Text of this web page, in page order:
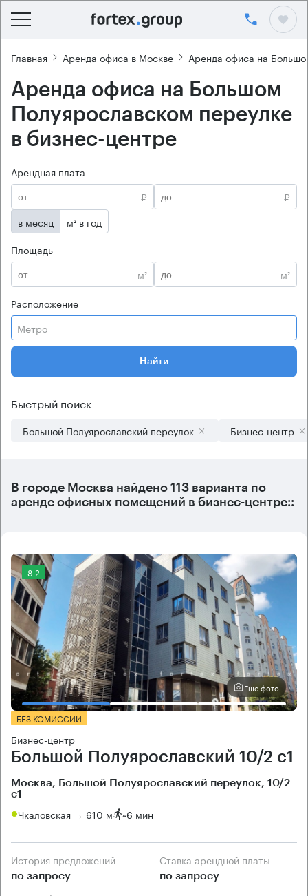
Главная Аренда офиса в Москве Аренда офиса на
Аренда офиса на Большом
Полуярославском переулке
в бизнес-центре
Арендная плата
₽
₽
в месяц
м² в год
Площадь
м²
м²
Расположение
Метро
Найти
Быстрый поиск
Большой Полуярославский переулок Бизнес-центр
В городе Москва найдено 113 варианта по
аренде офисных помещений в бизнес-центре::
8.2
Еще фото
БЕЗ КОМИССИИ
Бизнес-центр
Большой Полуярославский 10/2 с1
Москва, Большой Полуярославский переулок, 10/2
с1
Чкаловская → 610 м ~6 мин
История предложений
по запросу
Ставка арендной платы
по запросу